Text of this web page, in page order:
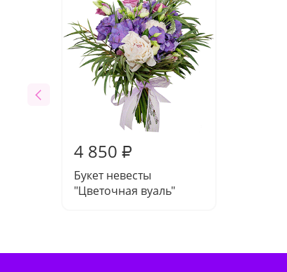
4 850 ₽
Букет невесты
"Цветочная вуаль"